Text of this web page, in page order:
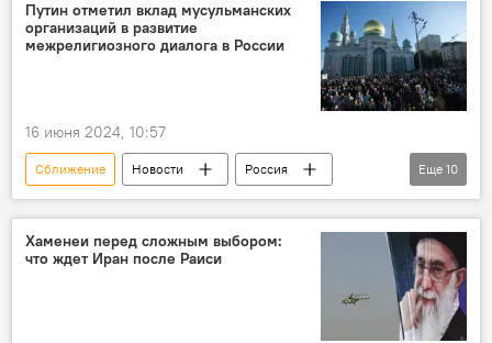
Запад
Армения
Демократизация
парламентские выборы
Путин отметил вклад мусульманских
организаций в развитие
межрелигиозного диалога в России
16 июня 2024, 10:57
Сближение Новости
Россия
Владимир Путин
Праздник Гурбан
Поздравление с праздником Гурбан
межрелигиозный диалог
Еще 10
Хаменеи перед сложным выбором:
что ждет Иран после Раиси